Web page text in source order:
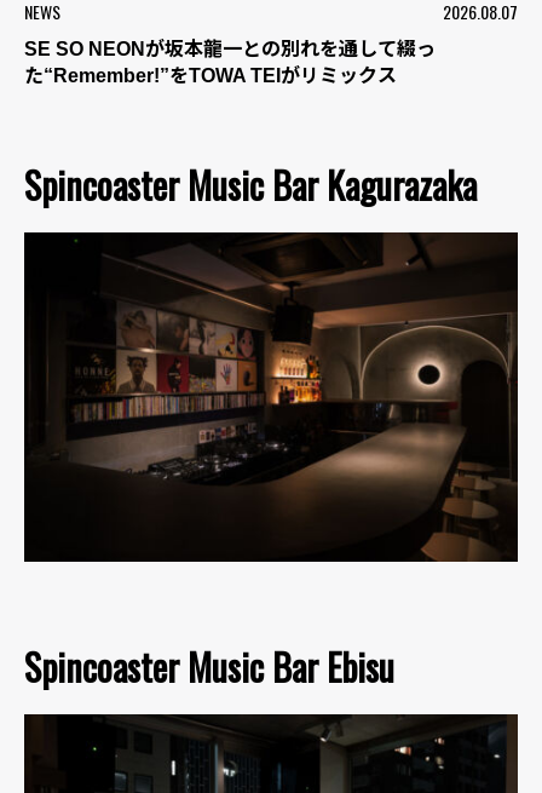
NEWS 2026.08.07
SE SO NEONが坂本龍一との別れを通して綴っ
た“Remember!”をTOWA TEIがリミックス
Spincoaster Music Bar Kagurazaka
Spincoaster Music Bar Ebisu